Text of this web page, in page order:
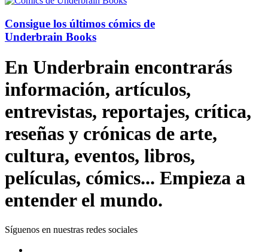
Consigue los últimos cómics de
Underbrain Books
En Underbrain encontrarás
información, artículos,
entrevistas, reportajes, crítica,
reseñas y crónicas de arte,
cultura, eventos, libros,
películas, cómics... Empieza a
entender el mundo.
Síguenos en nuestras redes sociales